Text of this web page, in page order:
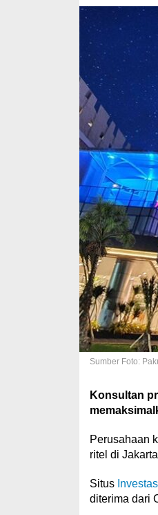
Sumber Foto:
Konsultan
Perusahaan
ritel di
Situs
diterima dari